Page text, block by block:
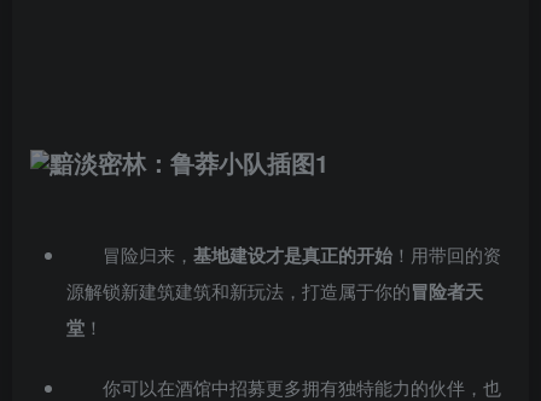
冒险归来， 基地建设才是真正的开始 ！用带回的资
源解锁新建筑建筑和新玩法，打造属于你的冒险者天
堂 ！
你可以在酒馆中招募更多拥有独特能力的伙伴，也